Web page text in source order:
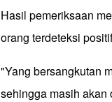
Hasil pemeriksaan
orang terdeteksi
"Yang bersangkutan
sehingga masih